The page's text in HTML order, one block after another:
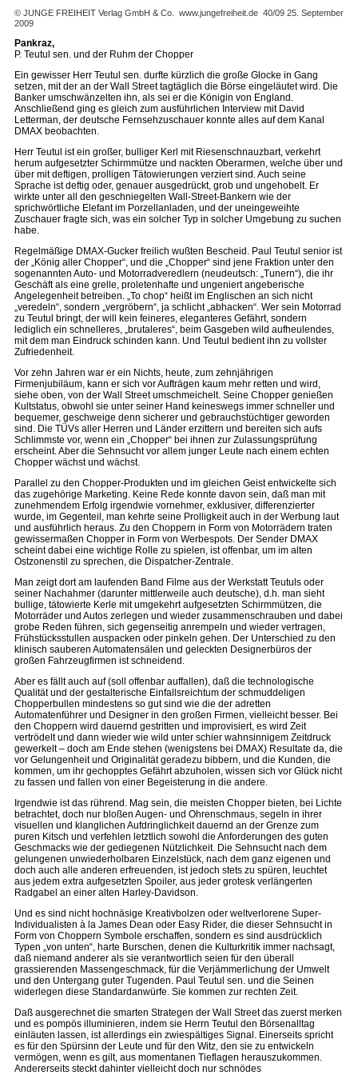
© JUNGE FREIHEIT Verlag GmbH & Co. www.jungefreiheit.de 40/09 25. September
2009
Pankraz,
P. Teutul sen. und der Ruhm der Chopper
Ein gewisser Herr Teutul sen. durfte kürzlich die große Glocke in Gang
setzen, mit der an der Wall Street tagtäglich die Börse eingeläutet wird. Die
Banker umschwänzelten ihn, als sei er die Königin von England.
Anschließend ging es gleich zum ausführlichen Interview mit David
Letterman, der deutsche Fernsehzuschauer konnte alles auf dem Kanal
DMAX beobachten.
Herr Teutul ist ein großer, bulliger Kerl mit Riesenschnauzbart, verkehrt
herum aufgesetzter Schirmmütze und nackten Oberarmen, welche über und
über mit deftigen, prolligen Tätowierungen verziert sind. Auch seine
Sprache ist deftig oder, genauer ausgedrückt, grob und ungehobelt. Er
wirkte unter all den geschniegelten Wall-Street-Bankern wie der
sprichwörtliche Elefant im Porzellanladen, und der uneingeweihte
Zuschauer fragte sich, was ein solcher Typ in solcher Umgebung zu suchen
habe.
Regelmäßige DMAX-Gucker freilich wußten Bescheid. Paul Teutul senior ist
der „König aller Chopper“, und die „Chopper“ sind jene Fraktion unter den
sogenannten Auto- und Motor­radveredlern (neudeutsch: „Tunern“), die ihr
Geschäft als eine grelle, proletenhafte und ungeniert angeberische
Angelegenheit betreiben. „To chop“ heißt im Englischen an sich nicht
„veredeln“, sondern „vergröbern“, ja schlicht „abhacken“. Wer sein Motorrad
zu Teutul bringt, der will kein feineres, eleganteres Gefährt, sondern
lediglich ein schnelleres, „brutaleres“, beim Gasgeben wild aufheulendes,
mit dem man Eindruck schinden kann. Und Teutul bedient ihn zu vollster
Zufriedenheit.
Vor zehn Jahren war er ein Nichts, heute, zum zehnjährigen
Firmenjubiläum, kann er sich vor Aufträgen kaum mehr retten und wird,
siehe oben, von der Wall Street umschmeichelt. Seine Chopper genießen
Kultstatus, obwohl sie unter seiner Hand keineswegs immer schneller und
bequemer, geschweige denn sicherer und gebrauchstüchtiger geworden
sind. Die TÜVs aller Herren und Länder erzittern und bereiten sich aufs
Schlimmste vor, wenn ein „Chopper“ bei ihnen zur Zulassungsprüfung
erscheint. Aber die Sehnsucht vor allem junger Leute nach einem echten
Chopper wächst und wächst.
Parallel zu den Chopper-Produkten und im gleichen Geist entwickelte sich
das zugehörige Marketing. Keine Rede konnte davon sein, daß man mit
zunehmendem Erfolg irgendwie vornehmer, exklusiver, differenzierter
wurde, im Gegenteil, man kehrte seine Prolligkeit auch in der Werbung laut
und ausführlich heraus. Zu den Choppern in Form von Motorrädern traten
gewissermaßen Chopper in Form von Werbespots. Der Sender DMAX
scheint dabei eine wichtige Rolle zu spielen, ist offenbar, um im alten
Ostzonenstil zu sprechen, die Dispatcher-Zentrale.
Man zeigt dort am laufenden Band Filme aus der Werkstatt Teutuls oder
seiner Nachahmer (darunter mittlerweile auch deutsche), d.h. man sieht
bullige, tätowierte Kerle mit umgekehrt aufgesetzten Schirmmützen, die
Motorräder und Autos zerlegen und wieder zusammenschrauben und dabei
grobe Reden führen, sich gegenseitig anrempeln und wieder vertragen,
Frühstücksstullen auspacken oder pinkeln gehen. Der Unterschied zu den
klinisch sauberen Automatensälen und geleckten Designerbüros der
großen Fahrzeugfirmen ist schneidend.
Aber es fällt auch auf (soll offenbar auffallen), daß die technologische
Qualität und der gestalterische Einfallsreichtum der schmuddeligen
Chopperbullen mindestens so gut sind wie die der adretten
Automatenführer und Designer in den großen Firmen, vielleicht besser. Bei
den Choppern wird dauernd gestritten und improvisiert, es wird Zeit
vertrödelt und dann wieder wie wild unter schier wahnsinnigem Zeitdruck
gewerkelt – doch am Ende stehen (wenigstens bei DMAX) Resultate da, die
vor Gelungenheit und Originalität geradezu bibbern, und die Kunden, die
kommen, um ihr gechopptes Gefährt abzuholen, wissen sich vor Glück nicht
zu fassen und fallen von einer Begeisterung in die andere.
Irgendwie ist das rührend. Mag sein, die meisten Chopper bieten, bei Lichte
betrachtet, doch nur bloßen Augen- und Ohrenschmaus, segeln in ihrer
visuellen und klanglichen Aufdringlichkeit dauernd an der Grenze zum
puren Kitsch und verfehlen letztlich sowohl die Anforderungen des guten
Geschmacks wie der gediegenen Nützlichkeit. Die Sehnsucht nach dem
gelungenen unwiederholbaren Einzelstück, nach dem ganz eigenen und
doch auch alle anderen erfreuenden, ist jedoch stets zu spüren, leuchtet
aus jedem extra aufgesetzten Spoiler, aus jeder grotesk verlängerten
Radgabel an einer alten Harley-Davidson.
Und es sind nicht hochnäsige Kreativbolzen oder weltverlorene Super-
Individualisten à la James Dean oder Easy Rider, die dieser Sehnsucht in
Form von Choppern Symbole erschaffen, sondern es sind ausdrücklich
Typen „von unten“, harte Burschen, denen die Kulturkritik immer nachsagt,
daß niemand anderer als sie verantwortlich seien für den überall
grassierenden Massengeschmack, für die Verjämmerlichung der Umwelt
und den Untergang guter Tugenden. Paul Teutul sen. und die Seinen
widerlegen diese Standardanwürfe. Sie kommen zur rechten Zeit.
Daß ausgerechnet die smarten Strategen der Wall Street das zuerst merken
und es pompös illuminieren, indem sie Herrn Teutul den Börsenalltag
einläuten lassen, ist allerdings ein zwiespältiges Signal. Einerseits spricht
es für den Spürsinn der Leute und für den Witz, den sie zu entwickeln
vermögen, wenn es gilt, aus momentanen Tieflagen herauszukommen.
Andererseits steckt dahinter vielleicht doch nur schnödes